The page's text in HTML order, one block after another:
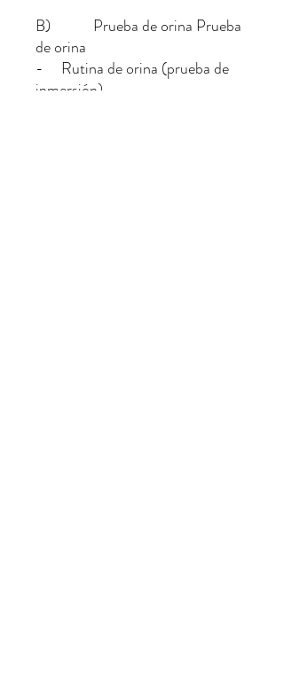
B) Prueba de orina Prueba
de orina
- Rutina de orina (prueba de
inmersión)